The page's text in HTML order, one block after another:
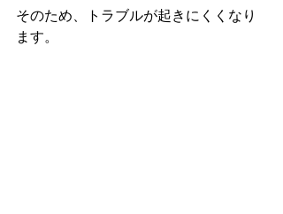
そのため、トラブルが起きにくくなり
ます。